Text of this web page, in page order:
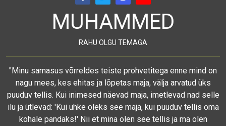
MUHAMMED
RAHU OLGU TEMAGA
"Minu sarnasus võrreldes teiste prohvetitega enne mind on
nagu mees, kes ehitas ja lõpetas maja, välja arvatud üks
puuduv tellis. Kui inimesed näevad maja, imetlevad nad selle
ilu ja ütlevad: 'Kui uhke oleks see maja, kui puuduv tellis oma
kohale pandaks!' Nii et mina olen see tellis ja ma olen